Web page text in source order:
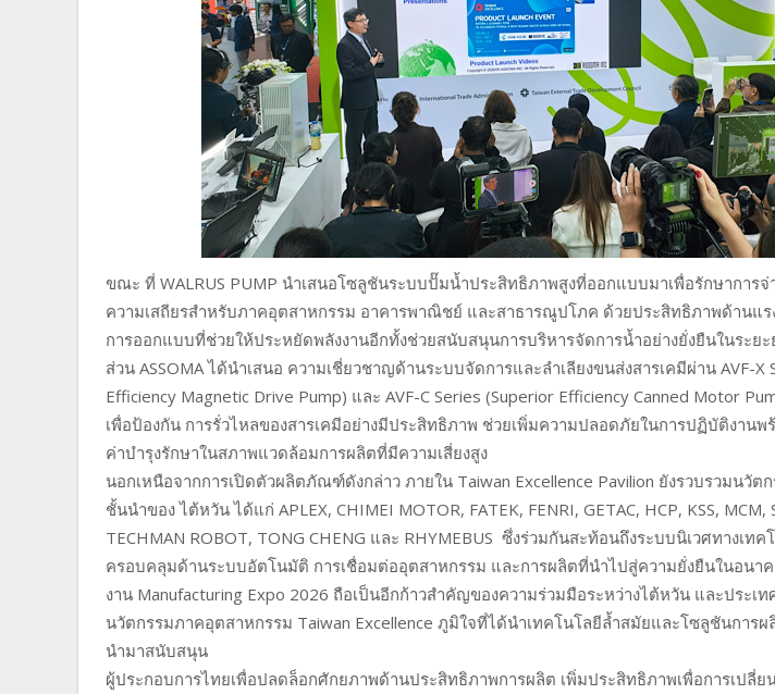
ขณะ ที่ WALRUS PUMP นำเสนอโซลูชันระบบปั๊มน้ำประสิทธิภาพสูงที่ออกแบบมาเพื่อรักษาการจ่
ความเสถียรสำหรับภาคอุตสาหกรรม อาคารพาณิชย์ และสาธารณูปโภค ด้วยประสิทธิภาพด้านแ
การออกแบบที่ช่วยให้ประหยัดพลังงานอีกทั้งช่วยสนับสนุนการบริหารจัดการน้ำอย่างยั่งยืนในระยะ
ส่วน ASSOMA ได้นำเสนอ ความเชี่ยวชาญด้านระบบจัดการและลำเลียงขนส่งสารเคมีผ่าน AVF-X
Efficiency Magnetic Drive Pump) และ AVF-C Series (Superior Efficiency Canned Motor
เพื่อป้องกัน การรั่วไหลของสารเคมีอย่างมีประสิทธิภาพ ช่วยเพิ่มความปลอดภัยในการปฏิบัติงานพ
ค่าบำรุงรักษาในสภาพแวดล้อมการผลิตที่มีความเสี่ยงสูง
นอกเหนือจากการเปิดตัวผลิตภัณฑ์ดังกล่าว ภายใน Taiwan Excellence Pavilion ยังรวบรวมนวัต
ชั้นนำของ ไต้หวัน ได้แก่ APLEX, CHIMEI MOTOR, FATEK, FENRI, GETAC, HCP, KSS, MCM,
TECHMAN ROBOT, TONG CHENG และ RHYMEBUS ซึ่งร่วมกันสะท้อนถึงระบบนิเวศทางเท
ครอบคลุมด้านระบบอัตโนมัติ การเชื่อมต่ออุตสาหกรรม และการผลิตที่นำไปสู่ความยั่งยืนในอนา
งาน Manufacturing Expo 2026 ถือเป็นอีกก้าวสำคัญของความร่วมมือระหว่างไต้หวัน และประเ
นวัตกรรมภาคอุตสาหกรรม Taiwan Excellence ภูมิใจที่ได้นำเทคโนโลยีล้ำสมัยและโซลูชันการ
นำมาสนับสนุน
ผู้ประกอบการไทยเพื่อปลดล็อกศักยภาพด้านประสิทธิภาพการผลิต เพิ่มประสิทธิภาพเพื่อการเปลี่